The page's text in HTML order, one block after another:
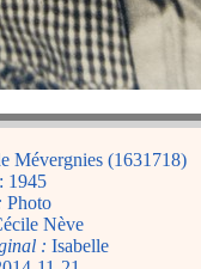
Mévergnies (1631718)
1945
Photo
Nève
: Isabelle